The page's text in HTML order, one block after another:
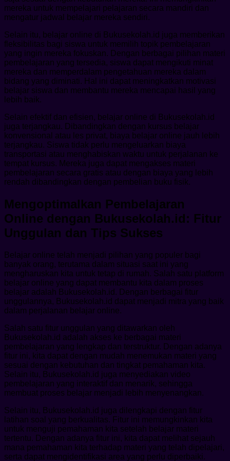
mereka untuk mempelajari pelajaran secara mandiri dan
mengatur jadwal belajar mereka sendiri.
Selain itu, belajar online di Bukusekolah.id juga memberikan
fleksibilitas bagi siswa untuk memilih topik pembelajaran
yang ingin mereka fokuskan. Dengan berbagai pilihan materi
pembelajaran yang tersedia, siswa dapat mengikuti minat
mereka dan memperdalam pengetahuan mereka dalam
bidang yang diminati. Hal ini dapat meningkatkan motivasi
belajar siswa dan membantu mereka mencapai hasil yang
lebih baik.
Selain efektif dan efisien, belajar online di Bukusekolah.id
juga terjangkau. Dibandingkan dengan kursus belajar
konvensional atau les privat, biaya belajar online jauh lebih
terjangkau. Siswa tidak perlu mengeluarkan biaya
transportasi atau menghabiskan waktu untuk perjalanan ke
tempat kursus. Mereka juga dapat mengakses materi
pembelajaran secara gratis atau dengan biaya yang lebih
rendah dibandingkan dengan pembelian buku fisik.
Mengoptimalkan Pembelajaran
Online dengan Bukusekolah.id: Fitur
Unggulan dan Tips Sukses
Belajar online telah menjadi pilihan yang populer bagi
banyak orang, terutama dalam situasi saat ini yang
mengharuskan kita untuk tetap di rumah. Salah satu platform
belajar online yang dapat membantu kita dalam proses
belajar adalah Bukusekolah.id. Dengan berbagai fitur
unggulannya, Bukusekolah.id dapat menjadi mitra yang baik
dalam perjalanan belajar online.
Salah satu fitur unggulan yang ditawarkan oleh
Bukusekolah.id adalah akses ke berbagai materi
pembelajaran yang lengkap dan terstruktur. Dengan adanya
fitur ini, kita dapat dengan mudah menemukan materi yang
sesuai dengan kebutuhan dan tingkat pemahaman kita.
Selain itu, Bukusekolah.id juga menyediakan video
pembelajaran yang interaktif dan menarik, sehingga
membuat proses belajar menjadi lebih menyenangkan.
Selain itu, Bukusekolah.id juga dilengkapi dengan fitur
latihan soal yang berkualitas. Fitur ini memungkinkan kita
untuk menguji pemahaman kita setelah belajar materi
tertentu. Dengan adanya fitur ini, kita dapat melihat sejauh
mana pemahaman kita terhadap materi yang telah dipelajari,
serta dapat mengidentifikasi area yang perlu diperbaiki.